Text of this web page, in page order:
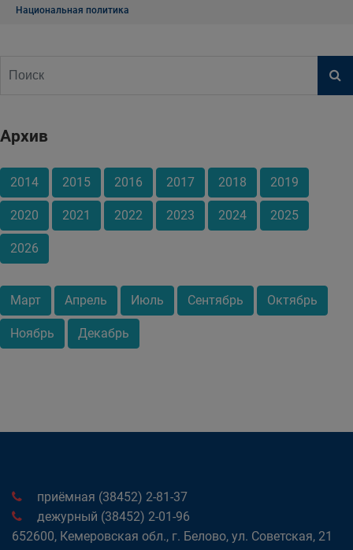
Национальная политика
Архив
2014 2015 2016 2017 2018 2019
2020 2021 2022 2023 2024 2025
2026
Март Апрель Июль Сентябрь Октябрь
Ноябрь Декабрь
приёмная (38452) 2-81-37
дежурный (38452) 2-01-96
652600, Кемеровская обл., г. Белово, ул. Советская, 21